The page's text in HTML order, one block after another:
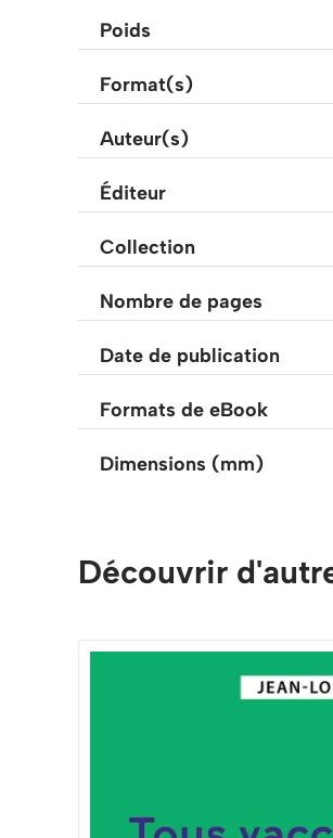
Poids
Format(s)
Auteur(s)
Éditeur
Collection
Nombre de pages
Date de publication
Formats de eBook
Dimensions (mm)
Découvrir